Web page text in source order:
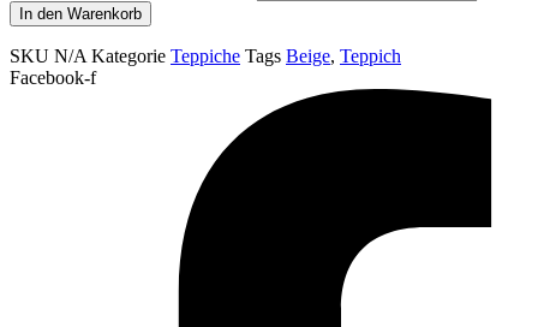
In den Warenkorb
SKU N/A Kategorie Teppiche Tags Beige, Teppich
Facebook-f